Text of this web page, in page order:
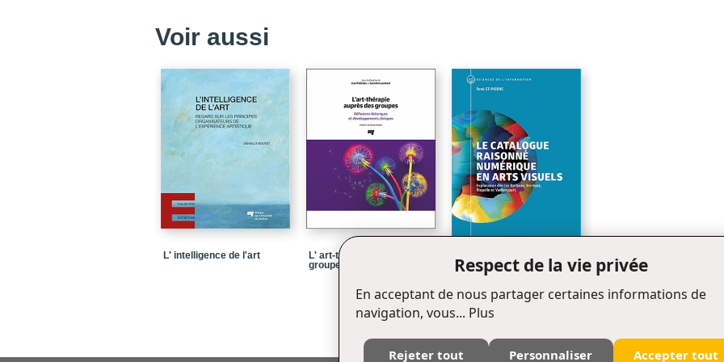
Chapitre 7 - Éléments de sémantique visuelle
Chapitre 8 - Le «sens» du sens
Annexe AI - Rappel de la syntaxe visuelle
Annexe AII - Étapes de l'analyse syntaxique
Annexe B - Une brève application sur l'oeuvre Mascarade l'Alfred Pellan
Bibliographie
Index
Voir aussi
L' intelligence de l'art
L' art-thérapie auprès des
groupes
Le catalogue raisonné
numérique en arts visuels
Respect de la vie privée
En acceptant de nous partager certaines informations de
navigation, vous... Plus
Rejeter tout Personnaliser Accepter tout